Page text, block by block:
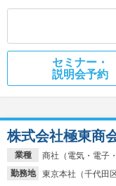
セミナー・
説明会予約
業種
商社（電気・電子
勤務地
東京本社（千代田
株式会社極東商